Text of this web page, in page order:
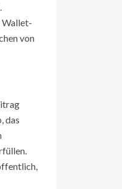
Wallet-
von
das